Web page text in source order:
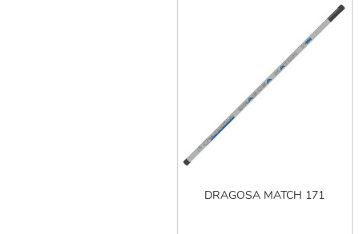
DRAGOSA MATCH 171